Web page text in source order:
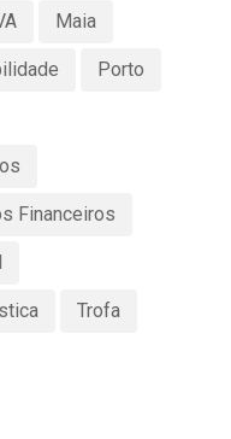
Maia
Porto
Financeiros
Trofa